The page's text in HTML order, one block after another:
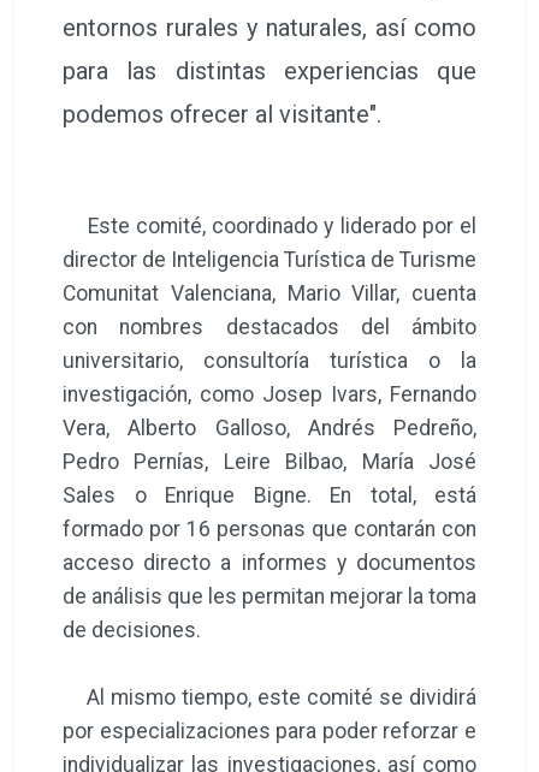
entornos rurales y naturales, así como
para las distintas experiencias que
podemos ofrecer al visitante".
Este comité, coordinado y liderado por el
director de Inteligencia Turística de Turisme
Comunitat Valenciana, Mario Villar, cuenta
con nombres destacados del ámbito
universitario, consultoría turística o la
investigación, como Josep Ivars, Fernando
Vera, Alberto Galloso, Andrés Pedreño,
Pedro Pernías, Leire Bilbao, María José
Sales o Enrique Bigne. En total, está
formado por 16 personas que contarán con
acceso directo a informes y documentos
de análisis que les permitan mejorar la toma
de decisiones.
Al mismo tiempo, este comité se dividirá
por especializaciones para poder reforzar e
individualizar las investigaciones, así como